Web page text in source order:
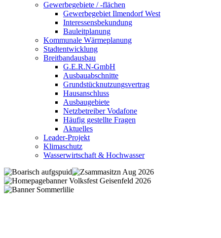
Gewerbegebiete / -flächen
Gewerbegebiet Ilmendorf West
Interessensbekundung
Bauleitplanung
Kommunale Wärmeplanung
Stadtentwicklung
Breitbandausbau
G.E.R.N-GmbH
Ausbauabschnitte
Grundstücknutzungsvertrag
Hausanschluss
Ausbaugebiete
Netzbetreiber Vodafone
Häufig gestellte Fragen
Aktuelles
Leader-Projekt
Klimaschutz
Wasserwirtschaft & Hochwasser